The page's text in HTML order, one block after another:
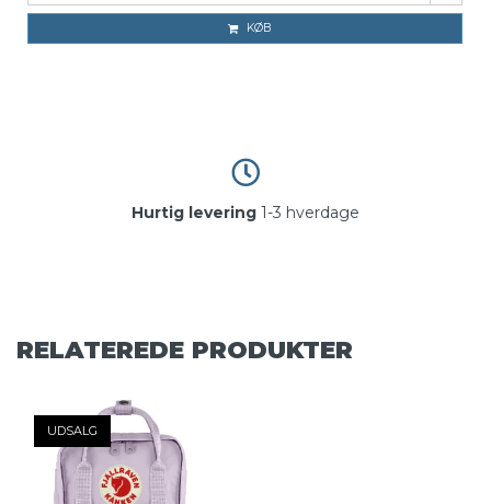
KØB
Hurtig levering 1-3 hverdage
RELATEREDE PRODUKTER
UDSALG